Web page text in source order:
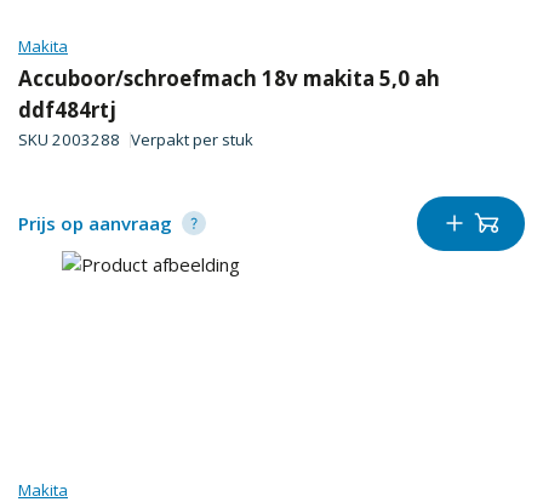
Makita
Accuboor/schroefmach 18v makita 5,0 ah
ddf484rtj
SKU 2003288 Verpakt per stuk
Prijs op aanvraag
Makita